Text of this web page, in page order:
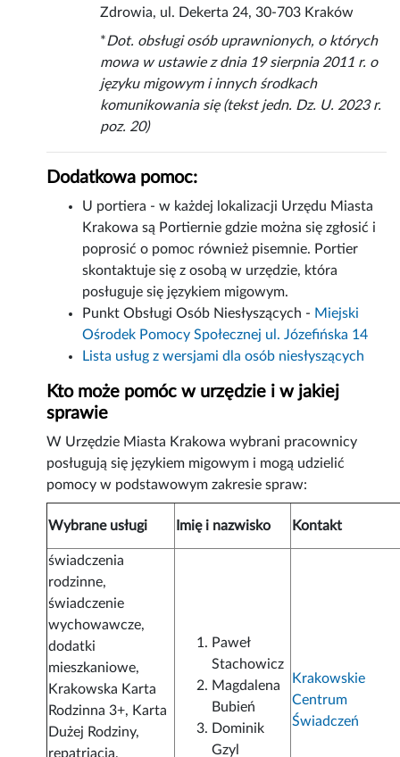
Zdrowia, ul. Dekerta 24, 30-703 Kraków
*Dot. obsługi osób uprawnionych, o których
mowa w ustawie z dnia 19 sierpnia 2011 r. o
języku migowym i innych środkach
komunikowania się (tekst jedn. Dz. U. 2023 r.
poz. 20)
Dodatkowa pomoc:
U portiera - w każdej lokalizacji Urzędu Miasta
Krakowa są Portiernie gdzie można się zgłosić i
poprosić o pomoc również pisemnie. Portier
skontaktuje się z osobą w urzędzie, która
posługuje się językiem migowym.
Punkt Obsługi Osób Niesłyszących - Miejski
Ośrodek Pomocy Społecznej ul. Józefińska 14
Lista usług z wersjami dla osób niesłyszących
Kto może pomóc w urzędzie i w jakiej
sprawie
W Urzędzie Miasta Krakowa wybrani pracownicy
posługują się językiem migowym i mogą udzielić
pomocy w podstawowym zakresie spraw:
Wybrane usługi Imię i nazwisko Kontakt
świadczenia
rodzinne,
świadczenie
wychowawcze,
dodatki
mieszkaniowe,
Krakowska Karta
Rodzinna 3+, Karta
Dużej Rodziny,
repatriacja,
Paweł
Stachowicz
Magdalena
Bubień
Dominik
Gzyl
Krakowskie
Centrum
Świadczeń